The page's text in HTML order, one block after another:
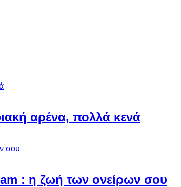
αρένα, πολλά κενά
: η ζωή των ονείρων σου